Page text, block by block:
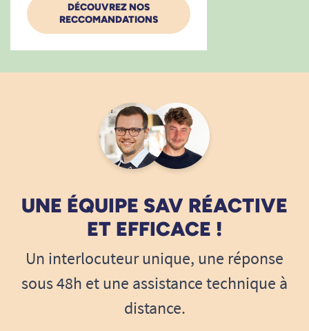
DÉCOUVREZ NOS
RECCOMANDATIONS
UNE ÉQUIPE SAV RÉACTIVE
ET EFFICACE !
Un interlocuteur unique, une réponse
sous 48h et une assistance technique à
distance.